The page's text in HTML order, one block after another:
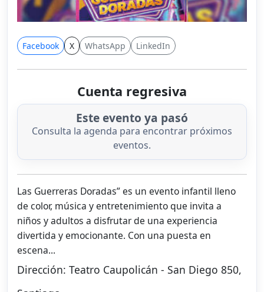
Facebook X WhatsApp LinkedIn
Cuenta regresiva
Este evento ya pasó
Consulta la agenda para encontrar próximos
eventos.
Las Guerreras Doradas” es un evento infantil lleno
de color, música y entretenimiento que invita a
niños y adultos a disfrutar de una experiencia
divertida y emocionante. Con una puesta en
escena...
Dirección: Teatro Caupolicán - San Diego 850,